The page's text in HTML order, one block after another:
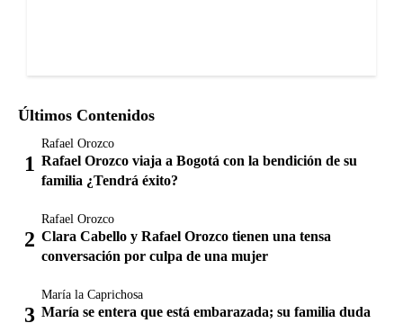
Últimos Contenidos
Rafael Orozco
Rafael Orozco viaja a Bogotá con la bendición de su
familia ¿Tendrá éxito?
Rafael Orozco
Clara Cabello y Rafael Orozco tienen una tensa
conversación por culpa de una mujer
María la Caprichosa
María se entera que está embarazada; su familia duda